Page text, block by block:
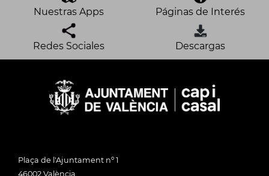
Nuestras Apps Páginas de Interés
Redes Sociales Descargas
Plaça de l'Ajuntament nº 1
46002 València